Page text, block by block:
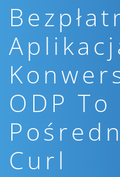
ODP To
Curl